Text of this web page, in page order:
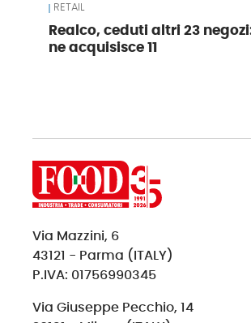
RETAIL
Realco, ceduti altri 23
ne acquisisce 11
Via Mazzini, 6
43121 - Parma (ITALY)
P.IVA: 01756990345
Via Giuseppe Pecchio, 14